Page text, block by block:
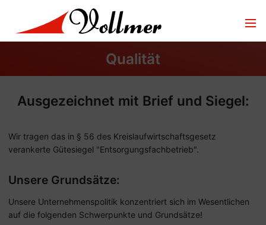
Qualität
Ausgezeichnet mit Brief und Siegel:
Wir tragen das in § 56 des Kreislaufwirtschaftsgesetz
verankerte Gütesiegel "Entsorgungsfachbetrieb".
Unsere Grundsätze:
Unsere Unternehmenspolitik konzentriert sich im Wesentlichen
auf die folgenden Schwerpunkte und Grundsätze!